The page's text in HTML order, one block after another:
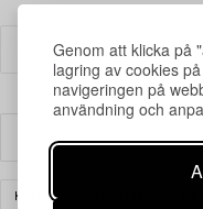
Genom att klicka på
lagring av cookies
navigeringen på
användning och
KONST